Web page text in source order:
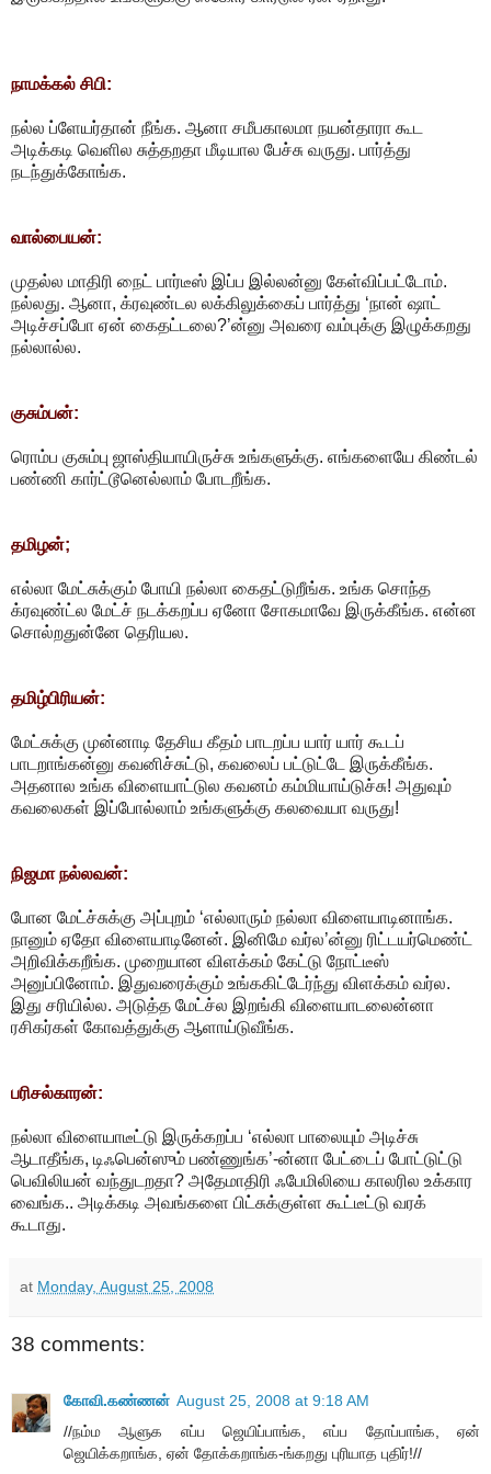
நாமக்கல் சிபி:
நல்ல ப்ளேயர்தான் நீங்க. ஆனா சமீபகாலமா நயன்தாரா கூட
அடிக்கடி வெளில சுத்தறதா மீடியால பேச்சு வருது. பார்த்து
நடந்துக்கோங்க.
வால்பையன்:
முதல்ல மாதிரி நைட் பார்டீஸ் இப்ப இல்லன்னு கேள்விப்பட்டோம்.
நல்லது. ஆனா, க்ரவுண்டல லக்கிலுக்கைப் பார்த்து ‘நான் ஷாட்
அடிச்சப்போ ஏன் கைதட்டலை?’ன்னு அவரை வம்புக்கு இழுக்கறது
நல்லால்ல.
குசும்பன்:
ரொம்ப குசும்பு ஜாஸ்தியாயிருச்சு உங்களுக்கு. எங்களையே கிண்டல்
பண்ணி கார்ட்டூனெல்லாம் போடறீங்க.
தமிழன்;
எல்லா மேட்சுக்கும் போயி நல்லா கைதட்டுறீங்க. உங்க சொந்த
க்ரவுண்ட்ல மேட்ச் நடக்கறப்ப ஏனோ சோகமாவே இருக்கீங்க. என்ன
சொல்றதுன்னே தெரியல.
தமிழ்பிரியன்:
மேட்சுக்கு முன்னாடி தேசிய கீதம் பாடறப்ப யார் யார் கூடப்
பாடறாங்கன்னு கவனிச்சுட்டு, கவலைப் பட்டுட்டே இருக்கீங்க.
அதனால உங்க விளையாட்டுல கவனம் கம்மியாய்டுச்சு! அதுவும்
கவலைகள் இப்போல்லாம் உங்களுக்கு கலவையா வருது!
நிஜமா நல்லவன்:
போன மேட்ச்சுக்கு அப்புறம் ‘எல்லாரும் நல்லா விளையாடினாங்க.
நானும் ஏதோ விளையாடினேன். இனிமே வர்ல’ன்னு ரிட்டயர்மெண்ட்
அறிவிக்கறீங்க. முறையான விளக்கம் கேட்டு நோட்டீஸ்
அனுப்பினோம். இதுவரைக்கும் உங்ககிட்டேர்ந்து விளக்கம் வர்ல.
இது சரியில்ல. அடுத்த மேட்ச்ல இறங்கி விளையாடலைன்னா
ரசிகர்கள் கோவத்துக்கு ஆளாய்டுவீங்க.
பரிசல்காரன்:
நல்லா விளையாடீட்டு இருக்கறப்ப ‘எல்லா பாலையும் அடிச்சு
ஆடாதீங்க, டிஃபென்ஸும் பண்ணுங்க’-ன்னா பேட்டைப் போட்டுட்டு
பெவிலியன் வந்துடறதா? அதேமாதிரி ஃபேமிலியை காலரில உக்கார
வைங்க.. அடிக்கடி அவங்களை பிட்சுக்குள்ள கூட்டீட்டு வரக்
கூடாது.
at Monday, August 25, 2008
38 comments:
கோவி.கண்ணன் August 25, 2008 at 9:18 AM
//நம்ம ஆளுக எப்ப ஜெயிப்பாங்க, எப்ப தோப்பாங்க, ஏன்
ஜெயிக்கறாங்க, ஏன் தோக்கறாங்க-ங்கறது புரியாத புதிர்!//